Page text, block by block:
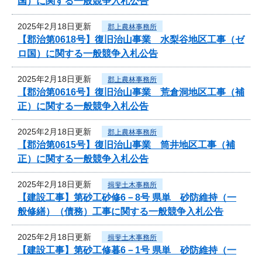
2025年2月18日更新 郡上農林事務所
【郡治第0618号】復旧治山事業 水梨谷地区工事（ゼ
ロ国）に関する一般競争入札公告
2025年2月18日更新 郡上農林事務所
【郡治第0616号】復旧治山事業 荒倉洞地区工事（補
正）に関する一般競争入札公告
2025年2月18日更新 郡上農林事務所
【郡治第0615号】復旧治山事業 筒井地区工事（補
正）に関する一般競争入札公告
2025年2月18日更新 揖斐土木事務所
【建設工事】第砂工砂修6－8号 県単 砂防維持（一
般修繕）（債務）工事に関する一般競争入札公告
2025年2月18日更新 揖斐土木事務所
【建設工事】第砂工修暮6－1号 県単 砂防維持（一